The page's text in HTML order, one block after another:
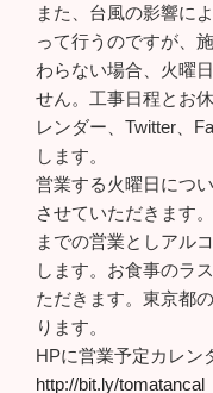
また、台風の影響に
って行うのですが、
わらない場合、火曜
せん。工事日程とお
レンダー、Twitter、
します。
営業する火曜日につ
させていただきます
までの営業としアル
します。お食事のラ
ただきます。東京都
ります。
HPに営業予定カレン
http://bit.ly/tomatancal